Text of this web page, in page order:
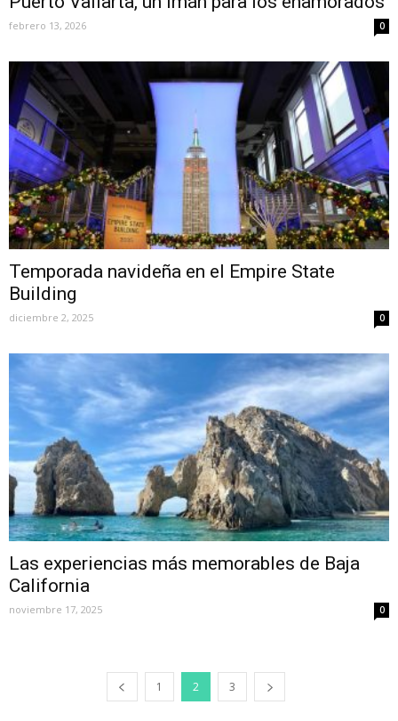
febrero 13, 2026 0
Temporada navideña en el Empire State
Building
diciembre 2, 2025 0
Las experiencias más memorables de Baja
California
noviembre 17, 2025 0
1 2 3